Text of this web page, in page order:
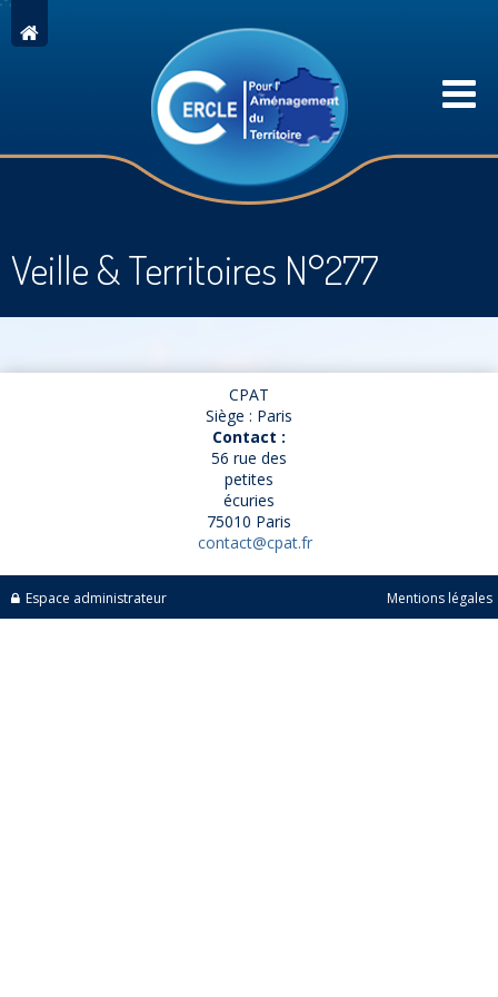
Veille & Territoires N°277
CPAT
Siège : Paris
Contact :
56 rue des
petites
écuries
75010 Paris
contact@cpat.fr
Espace administrateur Mentions légales